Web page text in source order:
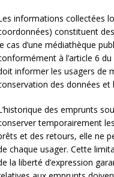
informations collectées
constituent
cas d’une médiathèque
à l’article 6
informer les usagers de
des données et
des emprunts
temporairement
et des retours, elle ne
chaque usager. Cette
la liberté d’expression